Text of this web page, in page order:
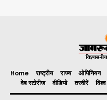
Home राष्ट्रीय राज्य ओपिनियन
वेब स्टोरीज
वीडियो तस्वीरें विश्व